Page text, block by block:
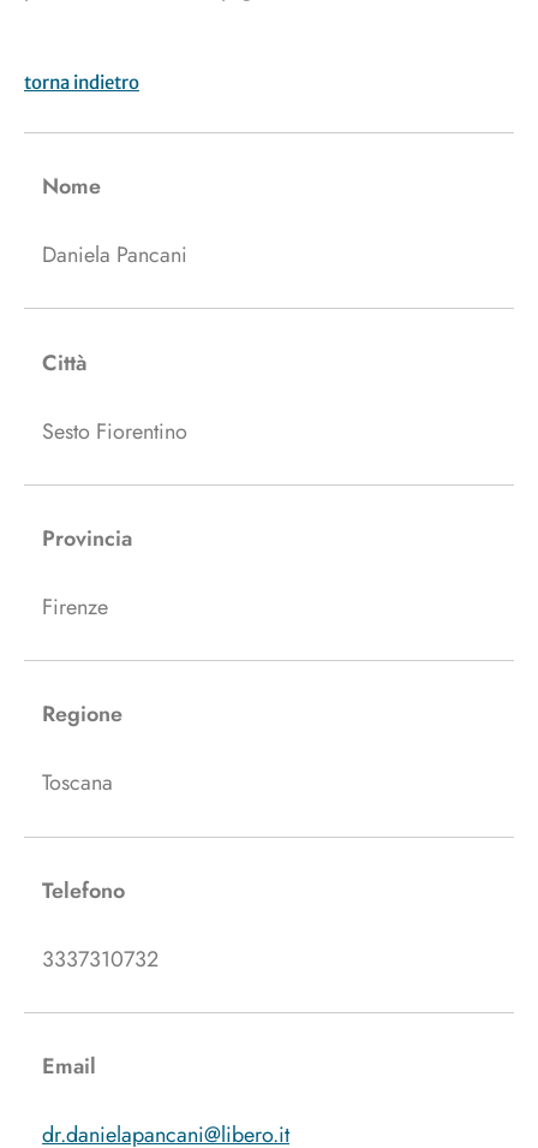
torna indietro
Nome
Daniela Pancani
Città
Sesto Fiorentino
Provincia
Firenze
Regione
Toscana
Telefono
3337310732
Email
dr.danielapancani@libero.it